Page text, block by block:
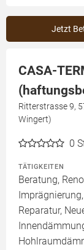
Jetzt
CASA-
Ritterstrasse 9,
Wingert)
0
TÄTIGKEITEN
Beratung,
Reparatur,